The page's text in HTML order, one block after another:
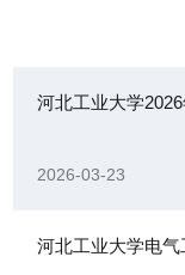
2026-03-23